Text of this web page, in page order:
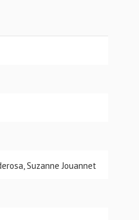
Suzanne Jouannet